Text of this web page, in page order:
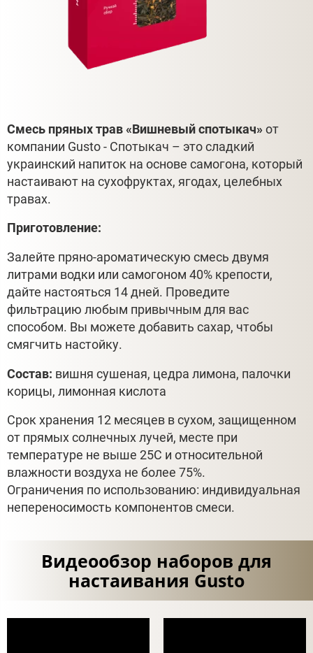
Смесь пряных трав «Вишневый спотыкач»от
компании Gusto - Спотыкач – это сладкий
украинский напиток на основе самогона, который
настаивают на сухофруктах, ягодах, целебных
травах.
Приготовление:
Залейте пряно-ароматическую смесь двумя
литрами водки или самогоном 40% крепости,
дайте настояться 14 дней. Проведите
фильтрацию любым привычным для вас
способом. Вы можете добавить сахар, чтобы
смягчить настойку.
Состав: вишня сушеная, цедра лимона, палочки
корицы, лимонная кислота
Срок хранения 12 месяцев в сухом, защищенном
от прямых солнечных лучей, месте при
температуре не выше 25С и относительной
влажности воздуха не более 75%.
Ограничения по использованию: индивидуальная
непереносимость компонентов смеси.
Видеообзор наборов для
настаивания Gusto